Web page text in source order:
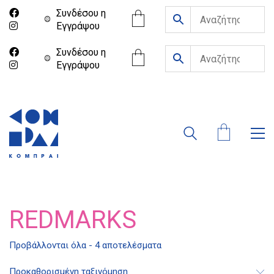
Συνδέσου η
Eγγράψου
Συνδέσου η
Eγγράψου
REDMARKS
Προβάλλονται όλα - 4 αποτελέσματα
Προκαθορισμένη ταξινόμησηΔιδότου 34, Αθήνα 106 80